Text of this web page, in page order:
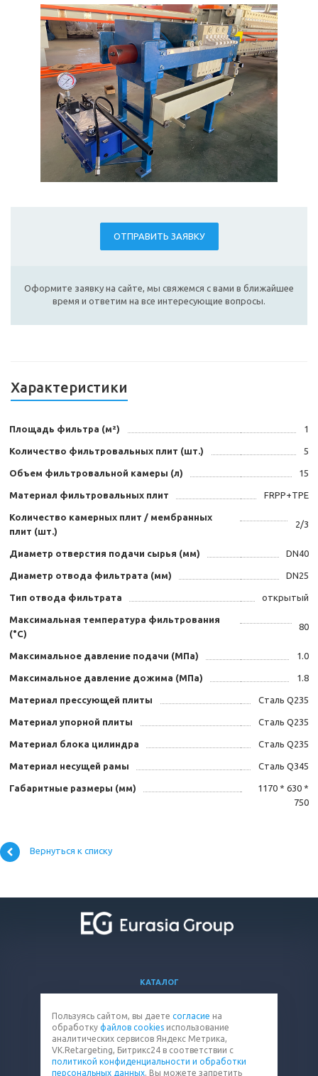
ОТПРАВИТЬ ЗАЯВКУ
Оформите заявку на сайте, мы свяжемся с вами в ближайшее
время и ответим на все интересующие вопросы.
Характеристики
Площадь фильтра (м²) 1
Количество фильтровальных плит (шт.) 5
Объем фильтровальной камеры (л) 15
Материал фильтровальных плит FRPP+TPE
Количество камерных плит / мембранных
плит (шт.)
2/3
Диаметр отверстия подачи сырья (мм) DN40
Диаметр отвода фильтрата (мм) DN25
Тип отвода фильтрата открытый
Максимальная температура фильтрования
(°C)
80
Максимальное давление подачи (МПа) 1.0
Максимальное давление дожима (МПа) 1.8
Материал прессующей плиты Сталь Q235
Материал упорной плиты Сталь Q235
Материал блока цилиндра Сталь Q235
Материал несущей рамы Сталь Q345
Габаритные размеры (мм)
1170 * 630 *
750
Вернуться к списку
КАТАЛОГ
КОМПАНИЯ
КОНТАКТЫ
8 (800) 302-15-47
Пользуясь сайтом, вы даете согласие на
обработку файлов cookies использование
аналитических сервисов Яндекс Метрика,
VK.Retargeting, Битрикс24 в соответствии с
политикой конфиденциальности и обработки
персональных данных. Вы можете запретить